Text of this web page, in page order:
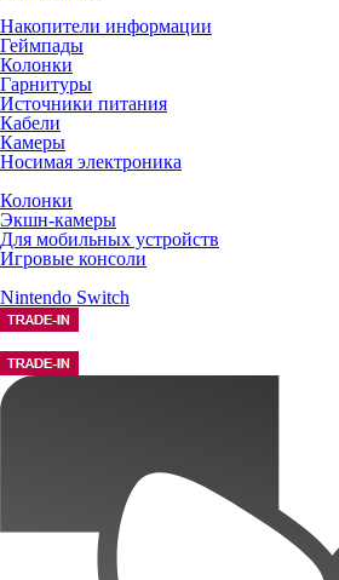
Накопители информации
Геймпады
Колонки
Гарнитуры
Источники питания
Кабели
Камеры
Носимая электроника
Колонки
Экшн-камеры
Для мобильных устройств
Игровые консоли
Nintendo Switch